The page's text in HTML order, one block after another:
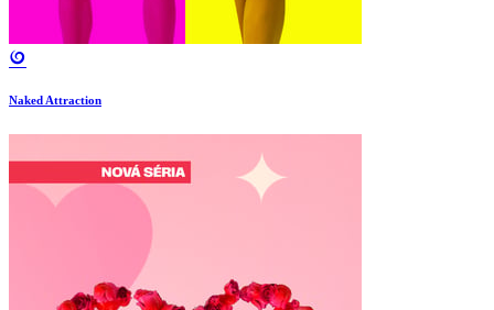
Naked Attraction